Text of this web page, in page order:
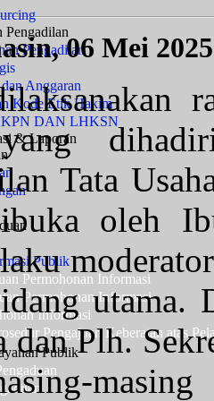
Pengadilan
Pengadilan
Anggaran
Kode Etik Hakim
DAN LHKSN
& Laporan
Publik
Permohonan Informasi
Permohonan Informasi
Informasi
Pengajuan Keberatan atas
Publik
06 Mei 2025
Tata
oleh
utama.
dan Plh.